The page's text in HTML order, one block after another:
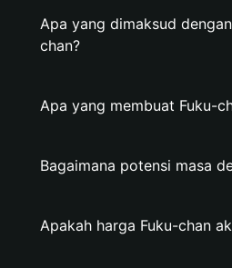
Apa yang dimaksud
chan?
Apa yang membuat Fuku-
Bagaimana potensi masa
Apakah harga Fuku-chan